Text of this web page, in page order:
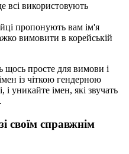
всі використовують
пропонують вам ім'я
вимовити в корейській
щось просте для вимови і
із чіткою гендерною
уникайте імен, які звучать
своїм справжнім